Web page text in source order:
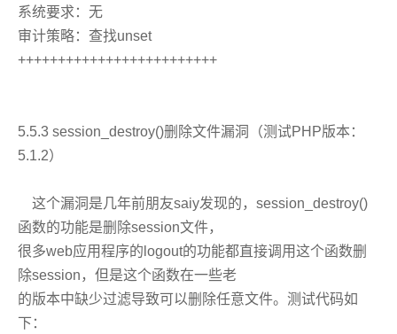
系统要求：无
审计策略：查找unset
+++++++++++++++++++++++++
5.5.3 session_destroy()删除文件漏洞（测试PHP版本：
5.1.2）
这个漏洞是几年前朋友saiy发现的，session_destroy()
函数的功能是删除session文件，
很多web应用程序的logout的功能都直接调用这个函数删
除session，但是这个函数在一些老
的版本中缺少过滤导致可以删除任意文件。测试代码如
下：